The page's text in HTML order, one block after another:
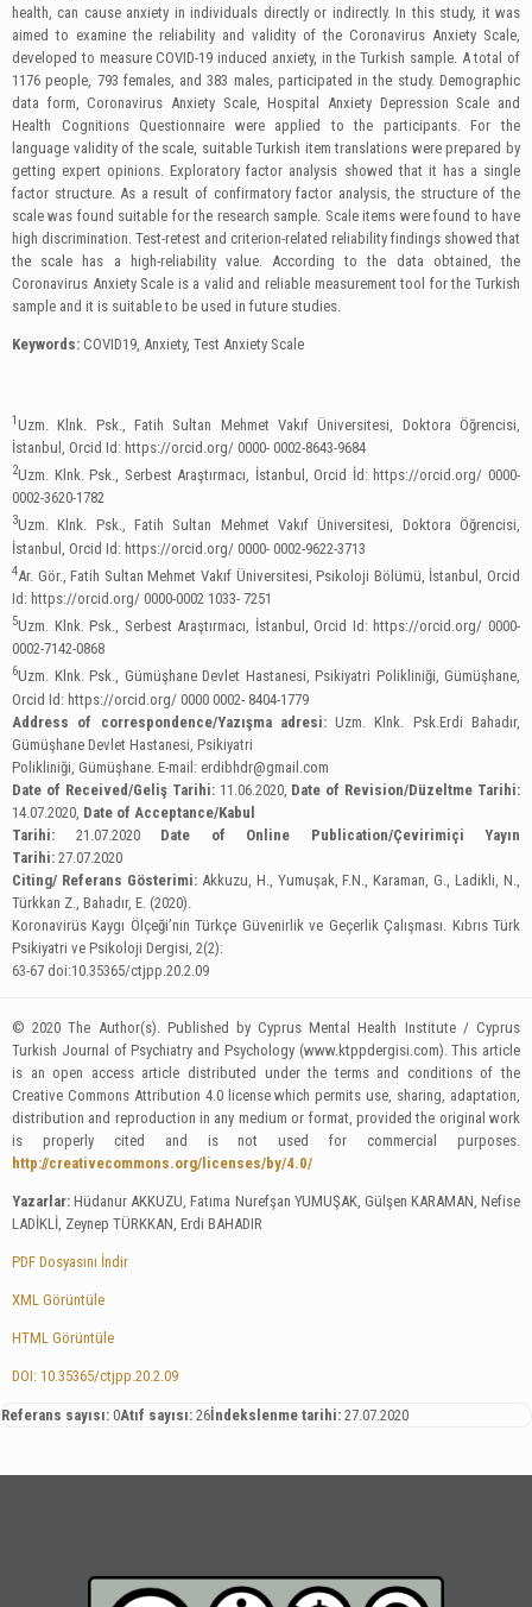
health, can cause anxiety in individuals directly or indirectly. In this study, it was
aimed to examine the reliability and validity of the Coronavirus Anxiety Scale,
developed to measure COVID-19 induced anxiety, in the Turkish sample. A total of
1176 people, 793 females, and 383 males, participated in the study. Demographic
data form, Coronavirus Anxiety Scale, Hospital Anxiety Depression Scale and
Health Cognitions Questionnaire were applied to the participants. For the
language validity of the scale, suitable Turkish item translations were prepared by
getting expert opinions. Exploratory factor analysis showed that it has a single
factor structure. As a result of confirmatory factor analysis, the structure of the
scale was found suitable for the research sample. Scale items were found to have
high discrimination. Test-retest and criterion-related reliability findings showed that
the scale has a high-reliability value. According to the data obtained, the
Coronavirus Anxiety Scale is a valid and reliable measurement tool for the Turkish
sample and it is suitable to be used in future studies.
Keywords: COVID19, Anxiety, Test Anxiety Scale
1Uzm. Klnk. Psk., Fatih Sultan Mehmet Vakıf Üniversitesi, Doktora Öğrencisi,
İstanbul, Orcid Id: https://orcid.org/ 0000- 0002-8643-9684
2Uzm. Klnk. Psk., Serbest Araştırmacı, İstanbul, Orcid İd: https://orcid.org/ 0000-
0002-3620-1782
3Uzm. Klnk. Psk., Fatih Sultan Mehmet Vakıf Üniversitesi, Doktora Öğrencisi,
İstanbul, Orcid Id: https://orcid.org/ 0000- 0002-9622-3713
4Ar. Gör., Fatih Sultan Mehmet Vakıf Üniversitesi, Psikoloji Bölümü, İstanbul, Orcid
Id: https://orcid.org/ 0000-0002 1033- 7251
5Uzm. Klnk. Psk., Serbest Araştırmacı, İstanbul, Orcid Id: https://orcid.org/ 0000-
0002-7142-0868
6Uzm. Klnk. Psk., Gümüşhane Devlet Hastanesi, Psikiyatri Polikliniği, Gümüşhane,
Orcid Id: https://orcid.org/ 0000 0002- 8404-1779
Address of correspondence/Yazışma adresi:Uzm. Klnk. Psk.Erdi Bahadır,
Gümüşhane Devlet Hastanesi, Psikiyatri
Polikliniği, Gümüşhane. E-mail: erdibhdr@gmail.com
Date of Received/Geliş Tarihi:11.06.2020, Date of Revision/Düzeltme Tarihi:
14.07.2020, Date of Acceptance/Kabul
Tarihi: 21.07.2020 Date of Online Publication/Çevirimiçi Yayın
Tarihi: 27.07.2020
Citing/ Referans Gösterimi:Akkuzu, H., Yumuşak, F.N., Karaman, G., Ladikli, N.,
Türkkan Z., Bahadır, E. (2020).
Koronavirüs Kaygı Ölçeği’nin Türkçe Güvenirlik ve Geçerlik Çalışması. Kıbrıs Türk
Psikiyatri ve Psikoloji Dergisi, 2(2):
63-67 doi:10.35365/ctjpp.20.2.09
© 2020 The Author(s). Published by Cyprus Mental Health Institute / Cyprus
Turkish Journal of Psychiatry and Psychology (www.ktppdergisi.com). This article
is an open access article distributed under the terms and conditions of the
Creative Commons Attribution 4.0 license which permits use, sharing, adaptation,
distribution and reproduction in any medium or format, provided the original work
is properly cited and is not used for commercial purposes.
http://creativecommons.org/licenses/by/4.0/
Yazarlar: Hüdanur AKKUZU, Fatıma Nurefşan YUMUŞAK, Gülşen KARAMAN, Nefise
LADİKLİ, Zeynep TÜRKKAN, Erdi BAHADIR
PDF Dosyasını İndir
XML Görüntüle
HTML Görüntüle
DOI: 10.35365/ctjpp.20.2.09
Referans sayısı: 0Atıf sayısı: 26İndekslenme tarihi: 27.07.2020